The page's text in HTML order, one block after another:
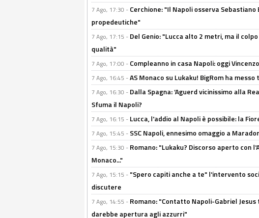
7 Ago, 17:30 - Cerchione: "Il Napoli osserva
propedeutiche"
7 Ago, 17:15 - Del Genio: "Lucca alto 2 metri, ma il
qualità"
7 Ago, 17:00 - Compleanno in casa Napoli: oggi
7 Ago, 16:45 -AS Monaco su Lukaku! BigRom ha
7 Ago, 16:30 - Dalla Spagna: ‘Aguerd vicinissimo alla
Sfuma il Napoli?
7 Ago, 16:15 - Lucca, l'addio al Napoli è possibile: la
7 Ago, 15:45 - SSC Napoli, ennesimo omaggio a
7 Ago, 15:30 - Romano: "Lukaku? Discorso aperto con
Monaco..."
7 Ago, 15:15 - "Spero capiti anche a te" l'intervento
discutere
7 Ago, 14:55 - Romano: "Contatto Napoli-Gabriel
darebbe apertura agli azzurri"